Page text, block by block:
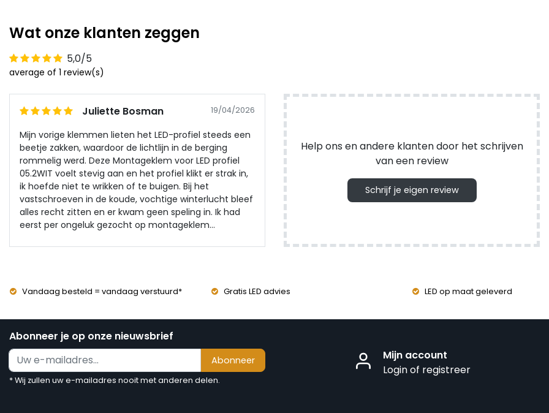
Wat onze klanten zeggen
5,0/5
average of 1 review(s)
Juliette Bosman 19/04/2026
Mijn vorige klemmen lieten het LED-profiel steeds een
beetje zakken, waardoor de lichtlijn in de berging
rommelig werd. Deze Montageklem voor LED profiel
05.2WIT voelt stevig aan en het profiel klikt er strak in,
ik hoefde niet te wrikken of te buigen. Bij het
vastschroeven in de koude, vochtige winterlucht bleef
alles recht zitten en er kwam geen speling in. Ik had
eerst per ongeluk gezocht op montageklem
precies wat ik bij LED-profielen nodig heb. Het
Help ons en andere klanten door het schrijven
van een review
Schrijf je eigen review
Vandaag besteld = vandaag verstuurd* Gratis LED advies LED op maat geleverd
Abonneer je op onze nieuwsbrief
Abonneer
* Wij zullen uw e-mailadres nooit met anderen delen.
Mijn account
Login of registreer